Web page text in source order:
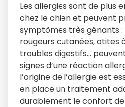
Les allergies sont de plus
chez le chien et peuvent
symptômes très gênants :
rougeurs cutanées, otites
troubles digestifs…
signes d’une réaction
l’origine de l’allergie est
en place un traitement
durablement le confort de